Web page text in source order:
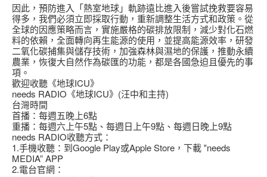
因此，預防進入「熱室地球」軌跡遠比進入後嘗試挽救要容易
得多，我們必須立即採取行動，重新調整生活方式和政策。從
全球的因應策略而言，實施嚴格的碳排放限制，減少對化石燃
料的依賴，全面轉向再生能源的使用，並提高能源效率，研發
二氧化碳捕集與儲存技術，加強森林與濕地的保護，推動永續
農業，恢復大自然作為碳匯的功能，都是各國急迫且優先的事
項。
歡迎收聽《地球ICU》
needs RADIO《地球ICU》(汪中和主持)
台灣時間
首播：每週五晚上6點
重播：每週六上午5點、每週日上午9點、每週日晚上9點
needs RADIO收聽方式：
1.手機收聽：到Google Play或Apple Store，下載 ‟needs
MEDIA” APP
2.電台官網：